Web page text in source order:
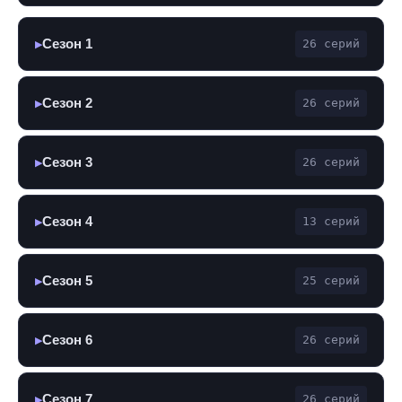
▶Сезон 1 26 серий
▶Сезон 2 26 серий
▶Сезон 3 26 серий
▶Сезон 4 13 серий
▶Сезон 5 25 серий
▶Сезон 6 26 серий
▶Сезон 7 26 серий